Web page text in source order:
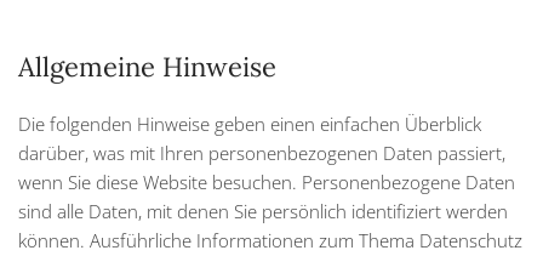
Allgemeine Hinweise
Die folgenden Hinweise geben einen einfachen Überblick
darüber, was mit Ihren personenbezogenen Daten passiert,
wenn Sie diese Website besuchen. Personenbezogene Daten
sind alle Daten, mit denen Sie persönlich identifiziert werden
können. Ausführliche Informationen zum Thema Datenschutz